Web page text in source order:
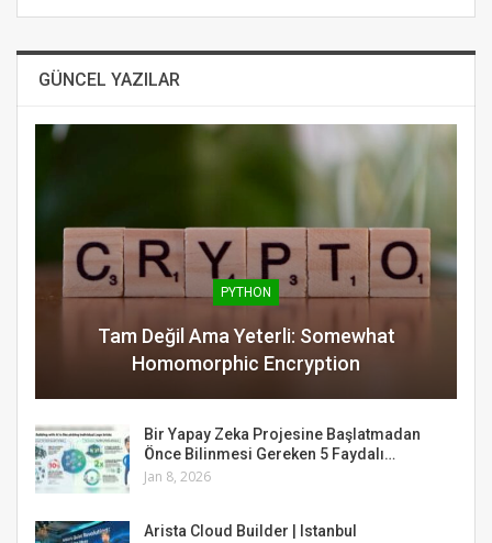
GÜNCEL YAZILAR
PYTHON
Tam Değil Ama Yeterli: Somewhat
Homomorphic Encryption
Bir Yapay Zeka Projesine Başlatmadan
Önce Bilinmesi Gereken 5 Faydalı…
Jan 8, 2026
Arista Cloud Builder | Istanbul